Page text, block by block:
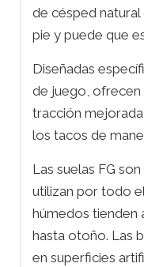
de césped
pie y puede que
Diseñadas
de juego,
tracción
los tacos de
Las suelas FG
utilizan por todo
húmedos tienden
hasta otoño. Las
en superficies